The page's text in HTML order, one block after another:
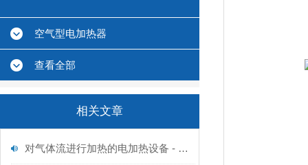
空气型电加热器
查看全部
相关文章
对气体流进行加热的电加热设备 - 空气型电加热器维护规范